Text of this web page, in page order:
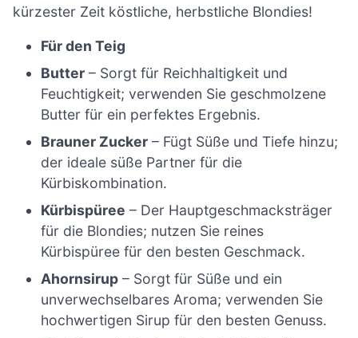
kürzester Zeit köstliche, herbstliche Blondies!
Für den Teig
Butter – Sorgt für Reichhaltigkeit und
Feuchtigkeit; verwenden Sie geschmolzene
Butter für ein perfektes Ergebnis.
Brauner Zucker – Fügt Süße und Tiefe hinzu;
der ideale süße Partner für die
Kürbiskombination.
Kürbispüree – Der Hauptgeschmacksträger
für die Blondies; nutzen Sie reines
Kürbispüree für den besten Geschmack.
Ahornsirup – Sorgt für Süße und ein
unverwechselbares Aroma; verwenden Sie
hochwertigen Sirup für den besten Genuss.